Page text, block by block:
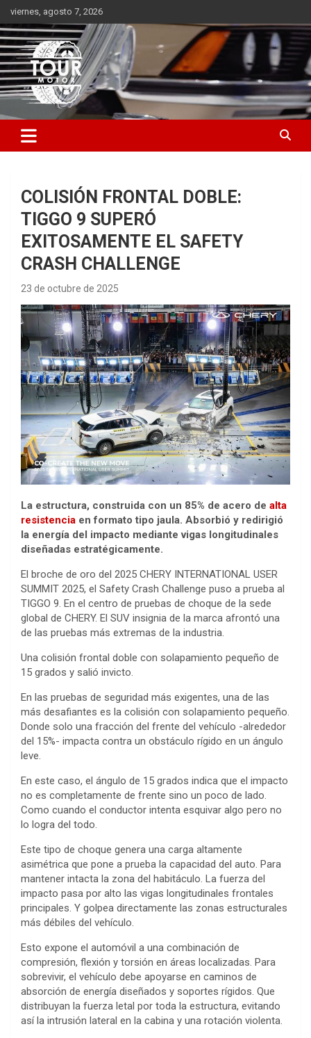
Saltar
al
contenido
viernes, agosto 7, 2026
Tour Motor
Plataforma de contenido audiovisual para el sector automotriz
COLISIÓN FRONTAL DOBLE:
TIGGO 9 SUPERÓ
EXITOSAMENTE EL SAFETY
CRASH CHALLENGE
23 de octubre de 2025
La estructura, construida con un 85% de acero de alta
resistencia en formato tipo jaula. Absorbió y redirigió
la energía del impacto mediante vigas longitudinales
diseñadas estratégicamente.
El broche de oro del 2025 CHERY INTERNATIONAL USER
SUMMIT 2025, el Safety Crash Challenge puso a prueba al
TIGGO 9. En el centro de pruebas de choque de la sede
global de CHERY. El SUV insignia de la marca afrontó una
de las pruebas más extremas de la industria.
Una colisión frontal doble con solapamiento pequeño de
15 grados y salió invicto.
En las pruebas de seguridad más exigentes, una de las
más desafiantes es la colisión con solapamiento pequeño.
Donde solo una fracción del frente del vehículo -alrededor
del 15%- impacta contra un obstáculo rígido en un ángulo
leve.
En este caso, el ángulo de 15 grados indica que el impacto
no es completamente de frente sino un poco de lado.
Como cuando el conductor intenta esquivar algo pero no
lo logra del todo.
Este tipo de choque genera una carga altamente
asimétrica que pone a prueba la capacidad del auto. Para
mantener intacta la zona del habitáculo. La fuerza del
impacto pasa por alto las vigas longitudinales frontales
principales. Y golpea directamente las zonas estructurales
más débiles del vehículo.
Esto expone el automóvil a una combinación de
compresión, flexión y torsión en áreas localizadas. Para
sobrevivir, el vehículo debe apoyarse en caminos de
absorción de energía diseñados y soportes rígidos. Que
distribuyan la fuerza letal por toda la estructura, evitando
así la intrusión lateral en la cabina y una rotación violenta.